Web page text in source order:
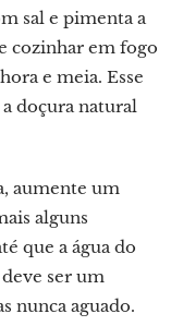
sal e pimenta a
cozinhar em fogo
e meia. Esse
doçura natural
aumente um
alguns
que a água do
ser um
nunca aguado.